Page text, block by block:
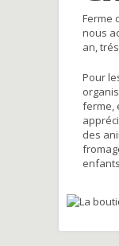
Ferme
nous
an,
Pour
ferme,
des